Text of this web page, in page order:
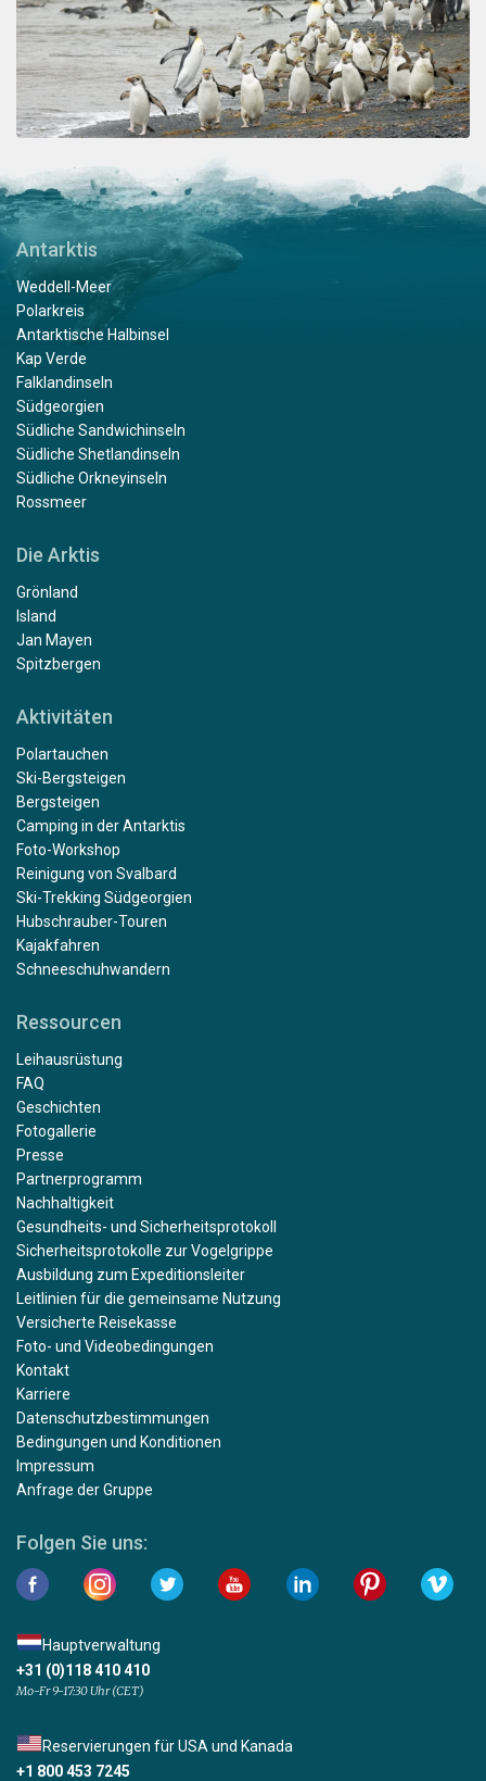
Antarktis
Weddell-Meer
Polarkreis
Antarktische Halbinsel
Kap Verde
Falklandinseln
Südgeorgien
Südliche Sandwichinseln
Südliche Shetlandinseln
Südliche Orkneyinseln
Rossmeer
Die Arktis
Grönland
Island
Jan Mayen
Spitzbergen
Aktivitäten
Polartauchen
Ski-Bergsteigen
Bergsteigen
Camping in der Antarktis
Foto-Workshop
Reinigung von Svalbard
Ski-Trekking Südgeorgien
Hubschrauber-Touren
Kajakfahren
Schneeschuhwandern
Ressourcen
Leihausrüstung
FAQ
Geschichten
Fotogallerie
Presse
Partnerprogramm
Nachhaltigkeit
Gesundheits- und Sicherheitsprotokoll
Sicherheitsprotokolle zur Vogelgrippe
Ausbildung zum Expeditionsleiter
Leitlinien für die gemeinsame Nutzung
Versicherte Reisekasse
Foto- und Videobedingungen
Kontakt
Karriere
Datenschutzbestimmungen
Bedingungen und Konditionen
Impressum
Anfrage der Gruppe
Folgen Sie uns:
Hauptverwaltung
+31 (0)118 410 410
Mo-Fr 9-17:30 Uhr (CET)
Reservierungen für USA und Kanada
+1 800 453 7245